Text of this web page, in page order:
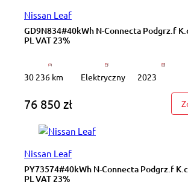
Nissan Leaf
GD9N834#40kWh N-Connecta Podgrz.f
PL VAT 23%
30 236 km Elektryczny 2023
76 850 zł
Nissan Leaf
PY73574#40kWh N-Connecta Podgrz.f
PL VAT 23%